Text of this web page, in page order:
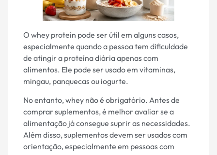
O whey protein pode ser útil em alguns casos,
especialmente quando a pessoa tem dificuldade
de atingir a proteína diária apenas com
alimentos. Ele pode ser usado em vitaminas,
mingau, panquecas ou iogurte.
No entanto, whey não é obrigatório. Antes de
comprar suplementos, é melhor avaliar se a
alimentação já consegue suprir as necessidades.
Além disso, suplementos devem ser usados com
orientação, especialmente em pessoas com